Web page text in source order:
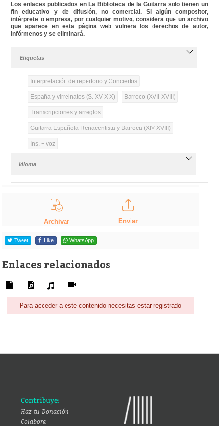
Los enlaces publicados en La Biblioteca de la Guitarra solo tienen un
fin educativo y de difusión, no comercial. Si algún compositor,
intérprete o empresa, por cualquier motivo, considera que un archivo
que aparece en esta página web vulnera los derechos de autor,
infórmenos y se eliminará.
Etiquetas
Interpretación de repertorio y Conciertos
España y virreinatos (S. XV-XIX) Barroco (XVII-XVIII)
Transcripciones y arreglos
Guitarra Española Renacentista y Barroca (XIV-XVIII)
Ins. + voz
Idioma
Archivar Enviar
Tweet Like WhatsApp
Enlaces relacionados
Para acceder a este contenido necesitas estar registrado
Contribuye:
Haz tu Donación
Colabora